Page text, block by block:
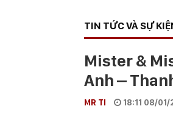
TIN TỨC VÀ SỰ
Mister &
Anh –
MR TI 18:11 08/